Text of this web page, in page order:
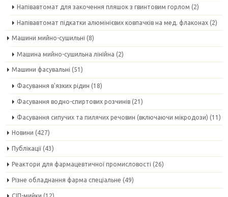
Напівавтомат для закочення пляшок з гвинтовим горлом (2)
Напівавтомат підкатки алюмінієвих ковпачків на мед. флаконах (2)
Машини мийно-сушильні (8)
Машина мийно-сушильна лінійна (2)
Машини фасувальні (51)
Фасування в'язких рідин (18)
Фасування водно-спиртових розчинів (21)
Фасування сипучих та пилячих речовин (включаючи мікродози) (11)
Новини (427)
Публікації (43)
Реактори для фармацевтичної промисловості (26)
Різне обладнання фарма спеціальне (49)
СІП-мийки (12)